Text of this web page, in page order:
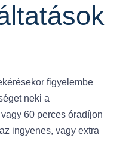
figyelembe
neki a
60 perces óradíjon
ingyenes, vagy extra